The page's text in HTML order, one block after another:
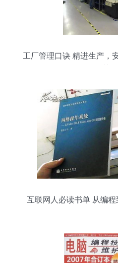
工厂管理口诀 精进生产
互联网人必读书单 从编